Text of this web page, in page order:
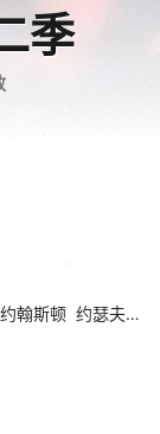
季
翰斯顿 约瑟夫·高登-莱维特